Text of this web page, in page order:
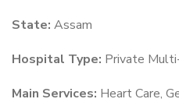
State: Assam
Hospital Type: Private
Main Services: Heart Care,